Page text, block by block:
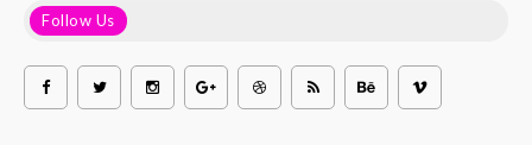
Follow Us